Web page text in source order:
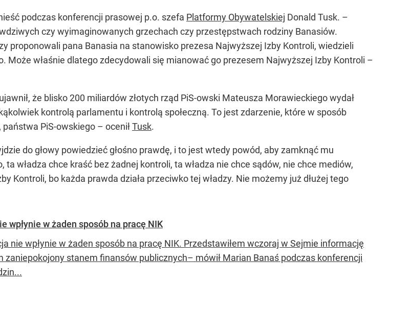
podczas konferencji prasowej p.o. szefa Platformy Obywatelskiej Donald Tusk. –
czy wyimaginowanych grzechach czy przestępstwach rodziny Banasiów.
proponowali pana Banasia na stanowisko prezesa Najwyższej Izby Kontroli, wiedzieli
Może właśnie dlatego zdecydowali się mianować go prezesem Najwyższej Izby Kontroli –
że blisko 200 miliardów złotych rząd PiS-owski Mateusza Morawieckiego wydał
kontrolą parlamentu i kontrolą społeczną. To jest zdarzenie, które w sposób
PiS-owskiego – oceniłTusk.
do głowy powiedzieć głośno prawdę, i to jest wtedy powód, aby zamknąć mu
ta władza chce kraść bez żadnej kontroli, ta władza nie chce sądów, nie chce mediów,
Kontroli, bo każda prawda działa przeciwko tej władzy. Nie możemy już dłużej tego
wpłynie w żaden sposób na pracę NIK
nie wpłynie w żaden sposób na pracę NIK. Przedstawiłem wczoraj w Sejmie informację
zaniepokojony stanem finansów publicznych– mówił Marian Banaś podczas konferencji